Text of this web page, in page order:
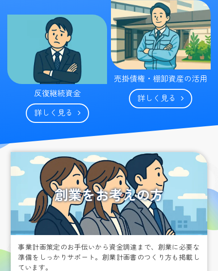
反復継続資金
詳しく見る
売掛債権・棚卸資産の活用
詳しく見る
創業をお考えの方
事業計画策定のお手伝いから資金調達まで、創業に必要な
準備をしっかりサポート。創業計画書のつくり方も掲載し
ています。